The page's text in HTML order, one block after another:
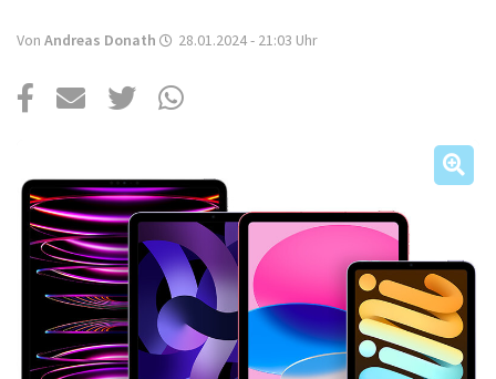
Magazine
Über uns
Podcast
Anmelden
Von Andreas Donath 28.01.2024 - 21:03 Uhr